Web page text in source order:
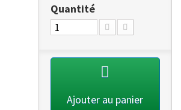
Quantité
Ajouter au panier